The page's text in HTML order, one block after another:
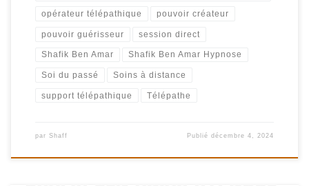
opérateur télépathique pouvoir créateur
pouvoir guérisseur session direct
Shafik Ben Amar Shafik Ben Amar Hypnose
Soi du passé Soins à distance
support télépathique Télépathe
par Shaff Publiédécembre 4, 2024